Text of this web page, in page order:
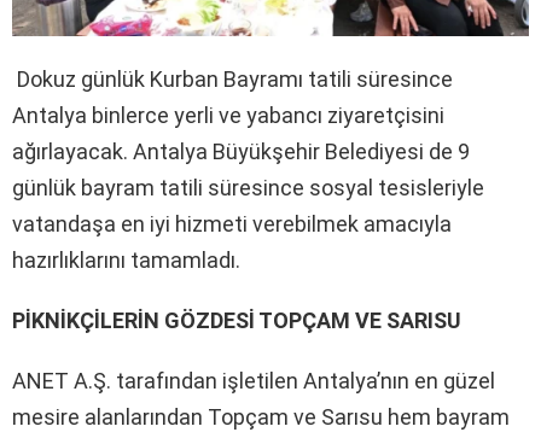
Dokuz günlük Kurban Bayramı tatili süresince
Antalya binlerce yerli ve yabancı ziyaretçisini
ağırlayacak. Antalya Büyükşehir Belediyesi de 9
günlük bayram tatili süresince sosyal tesisleriyle
vatandaşa en iyi hizmeti verebilmek amacıyla
hazırlıklarını tamamladı.
PİKNİKÇİLERİN GÖZDESİ TOPÇAM VE SARISU
ANET A.Ş. tarafından işletilen Antalya’nın en güzel
mesire alanlarından Topçam ve Sarısu hem bayram